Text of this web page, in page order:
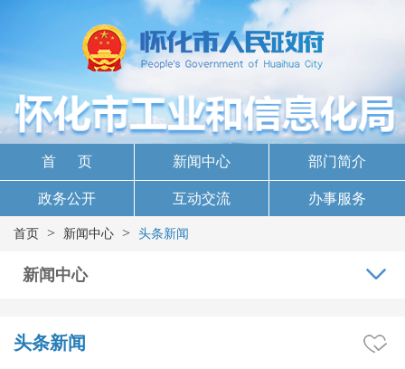
首 页 新闻中心 部门简介
政务公开 互动交流 办事服务
首页 > 新闻中心 > 头条新闻
新闻中心
头条新闻